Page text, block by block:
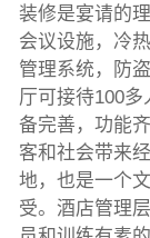
装修是宴请的
会议设施，冷
管理系统，防
厅可接待100
备完善，功能
客和社会带来
地，也是一个
受。酒店管理